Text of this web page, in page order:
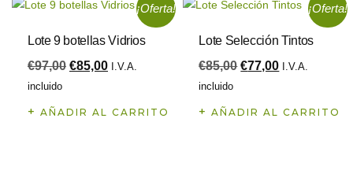
¡Oferta!
Lote 9 botellas Vidrios
€97,00 €85,00 I.V.A.
incluido
AÑADIR AL CARRITO
¡Oferta!
Lote Selección Tintos
€85,00 €77,00 I.V.A.
incluido
AÑADIR AL CARRITO